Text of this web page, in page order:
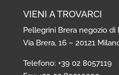
VIENI A TROVARCI
Pellegrini Brera negozio di
Via Brera, 16 – 20121
Telefono: +39 02 8057119